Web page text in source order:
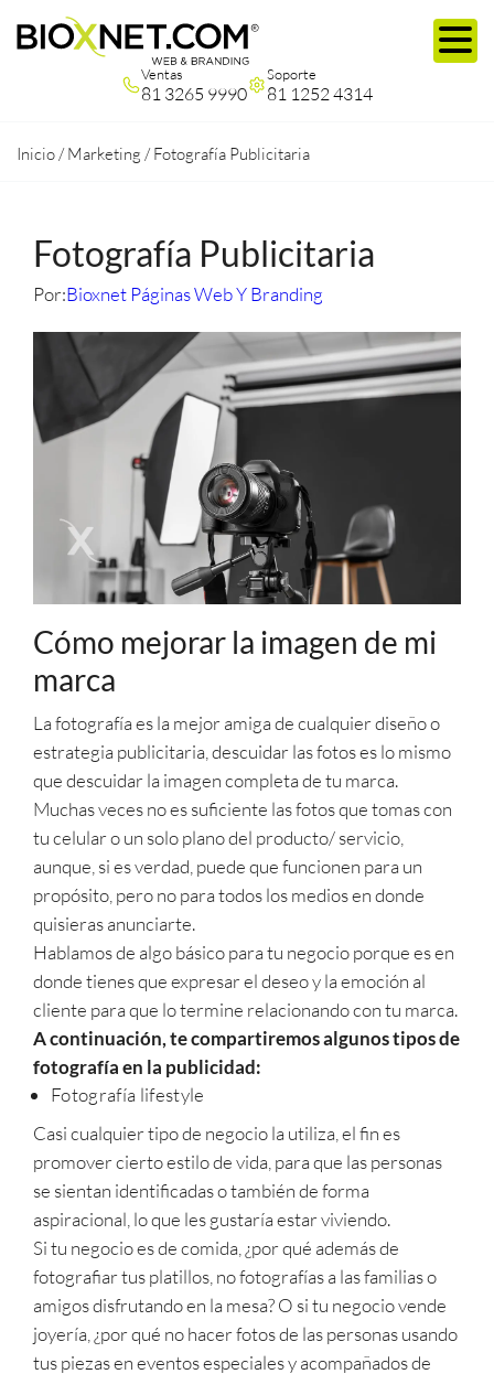
Ventas
81 3265 9990
Soporte
81 1252 4314
Inicio /Marketing /Fotografía Publicitaria
Fotografía Publicitaria
Por:Bioxnet Páginas Web Y Branding
Cómo mejorar la imagen de mi
marca
La fotografía es la mejor amiga de cualquier diseño o
estrategia publicitaria, descuidar las fotos es lo mismo
que descuidar la imagen completa de tu marca.
Muchas veces no es suficiente las fotos que tomas con
tu celular o un solo plano del producto/ servicio,
aunque, si es verdad, puede que funcionen para un
propósito, pero no para todos los medios en donde
quisieras anunciarte.
Hablamos de algo básico para tu negocio porque es en
donde tienes que expresar el deseo y la emoción al
cliente para que lo termine relacionando con tu marca.
A continuación, te compartiremos algunos tipos de
fotografía en la publicidad:
Fotografía lifestyle
Casi cualquier tipo de negocio la utiliza, el fin es
promover cierto estilo de vida, para que las personas
se sientan identificadas o también de forma
aspiracional, lo que les gustaría estar viviendo.
Si tu negocio es de comida, ¿por qué además de
fotografiar tus platillos, no fotografías a las familias o
amigos disfrutando en la mesa? O si tu negocio vende
joyería, ¿por qué no hacer fotos de las personas usando
tus piezas en eventos especiales y acompañados de